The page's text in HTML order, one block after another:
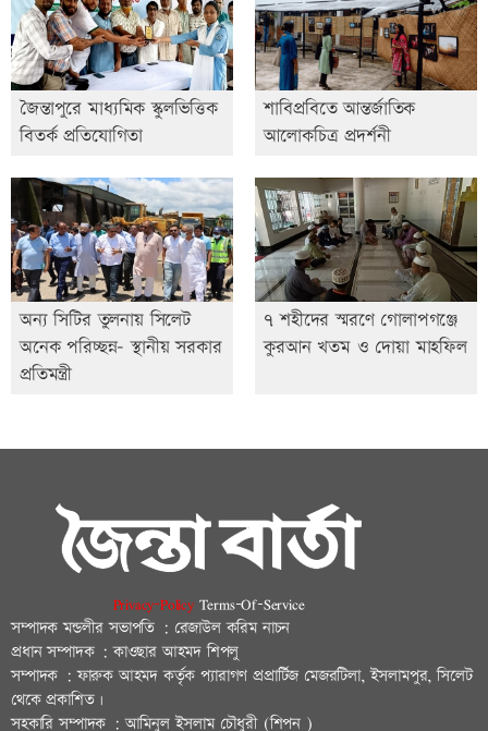
জৈন্তাপুরে মাধ্যমিক স্কুলভিত্তিক
বিতর্ক প্রতিযোগিতা
শাবিপ্রবিতে আন্তর্জাতিক
আলোকচিত্র প্রদর্শনী
অন্য সিটির তুলনায় সিলেট
অনেক পরিচ্ছন্ন- স্থানীয় সরকার
প্রতিমন্ত্রী
৭ শহীদের স্মরণে গোলাপগঞ্জে
কুরআন খতম ও দোয়া মাহফিল
Privacy-Policy Terms-Of-Service
সম্পাদক মন্ডলীর সভাপতি : রেজাউল করিম নাচন
প্রধান সম্পাদক : কাওছার আহমদ শিপলু
সম্পাদক : ফারুক আহমদ কর্তৃক প্যারাগণ প্রপ্রার্টিজ মেজরটিলা, ইসলামপুর, সিলেট
থেকে প্রকাশিত।
সহকারি সম্পাদক : আমিনুল ইসলাম চৌধুরী (শিপন )